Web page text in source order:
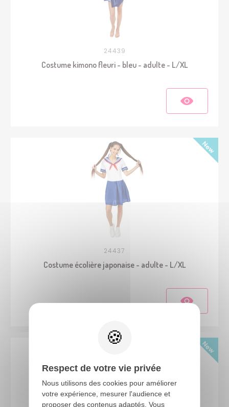
24439
Costume kimono fleuri - bleu - adulte - L/XL
24437
Costume écolière japonaise - adulte - L/XL
Respect de votre vie privée
Nous utilisons des cookies pour améliorer
votre expérience, mesurer l'audience et
proposer des contenus adaptés. Vous